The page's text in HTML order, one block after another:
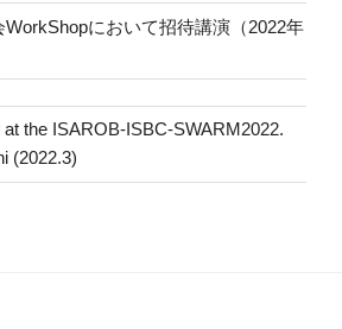
において招待講演（2022年
the ISAROB-ISBC-SWARM2022.
(2022.3)